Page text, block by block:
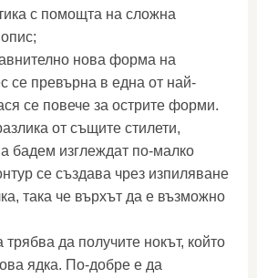
с помощта на сложна
нова форма на
се превърна в една от най-
се повече за острите форми.
от същите стилети,
бадем изглеждат по-малко
се създава чрез изпиляване
така че върхът да е възможно
трябва да получите нокът, който
ядка. По-добре е да